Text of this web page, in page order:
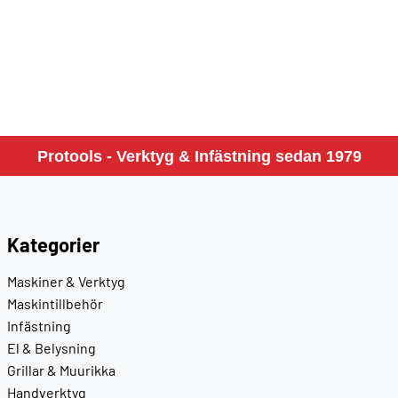
Protools - Verktyg & Infästning sedan 1979
Kategorier
Maskiner & Verktyg
Maskintillbehör
Infästning
El & Belysning
Grillar & Muurikka
Handverktyg